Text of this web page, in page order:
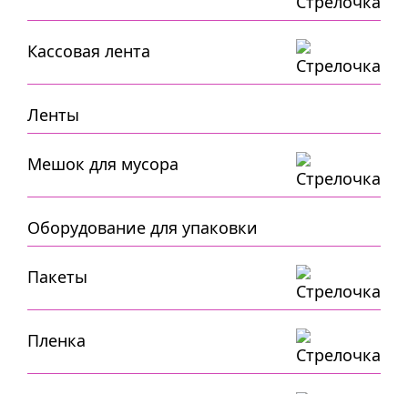
Кассовая лента
Ленты
Мешок для мусора
Оборудование для упаковки
Пакеты
Пленка